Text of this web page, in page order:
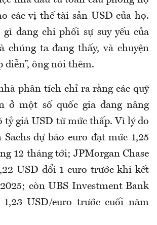
các vị thế tài sản USD của họ.
đang chi phối sự suy yếu của
chúng ta đang thấy, và chuyện
diễn”, ông nói thêm.
phân tích chỉ ra rằng các quỹ
ở một số quốc gia đang nâng
tỷ giá USD từ mức thấp. Vì lý do
Sachs dự báo euro đạt mức 1,25
12 tháng tới; JPMorgan Chase
USD đổi 1 euro trước khi kết
còn UBS Investment Bank
USD/euro trước cuối năm